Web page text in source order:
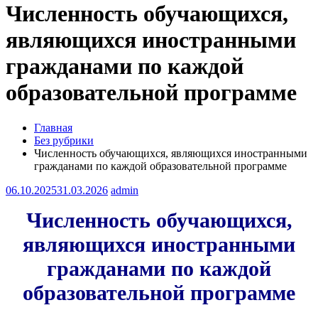
Численность обучающихся,
являющихся иностранными
гражданами по каждой
образовательной программе
Главная
Без рубрики
Численность обучающихся, являющихся иностранными
гражданами по каждой образовательной программе
06.10.202531.03.2026 admin
Численность обучающихся,
являющихся иностранными
гражданами по каждой
образовательной программе